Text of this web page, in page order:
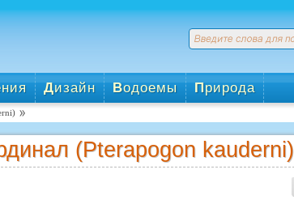
Дизайн Водоемы Природа
(Pterapogon kauderni)